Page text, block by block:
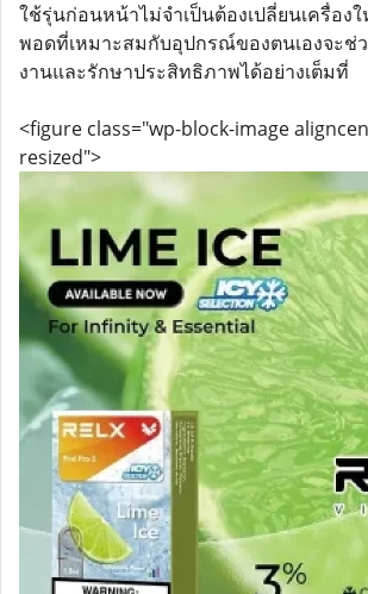
ใช้รุ่นก่อนหน้าไม่จำเป็นต้องเปลี่ยนเครื่อง
พอดที่เหมาะสมกับอุปกรณ์ของตนเองจะช่
งานและรักษาประสิทธิภาพได้อย่างเต็มที่
<figure class="wp-block-image
resized">